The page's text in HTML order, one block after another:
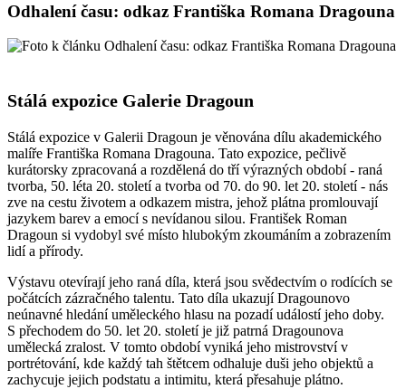
Odhalení času: odkaz Františka Romana Dragouna
Stálá expozice Galerie Dragoun
Stálá expozice v Galerii Dragoun je věnována dílu akademického
malíře Františka Romana Dragouna. Tato expozice, pečlivě
kurátorsky zpracovaná a rozdělená do tří výrazných období - raná
tvorba, 50. léta 20. století a tvorba od 70. do 90. let 20. století - nás
zve na cestu životem a odkazem mistra, jehož plátna promlouvají
jazykem barev a emocí s nevídanou silou. František Roman
Dragoun si vydobyl své místo hlubokým zkoumáním a zobrazením
lidí a přírody.
Výstavu otevírají jeho raná díla, která jsou svědectvím o rodících se
počátcích zázračného talentu. Tato díla ukazují Dragounovo
neúnavné hledání uměleckého hlasu na pozadí událostí jeho doby.
S přechodem do 50. let 20. století je již patrná Dragounova
umělecká zralost. V tomto období vyniká jeho mistrovství v
portrétování, kde každý tah štětcem odhaluje duši jeho objektů a
zachycuje jejich podstatu a intimitu, která přesahuje plátno.